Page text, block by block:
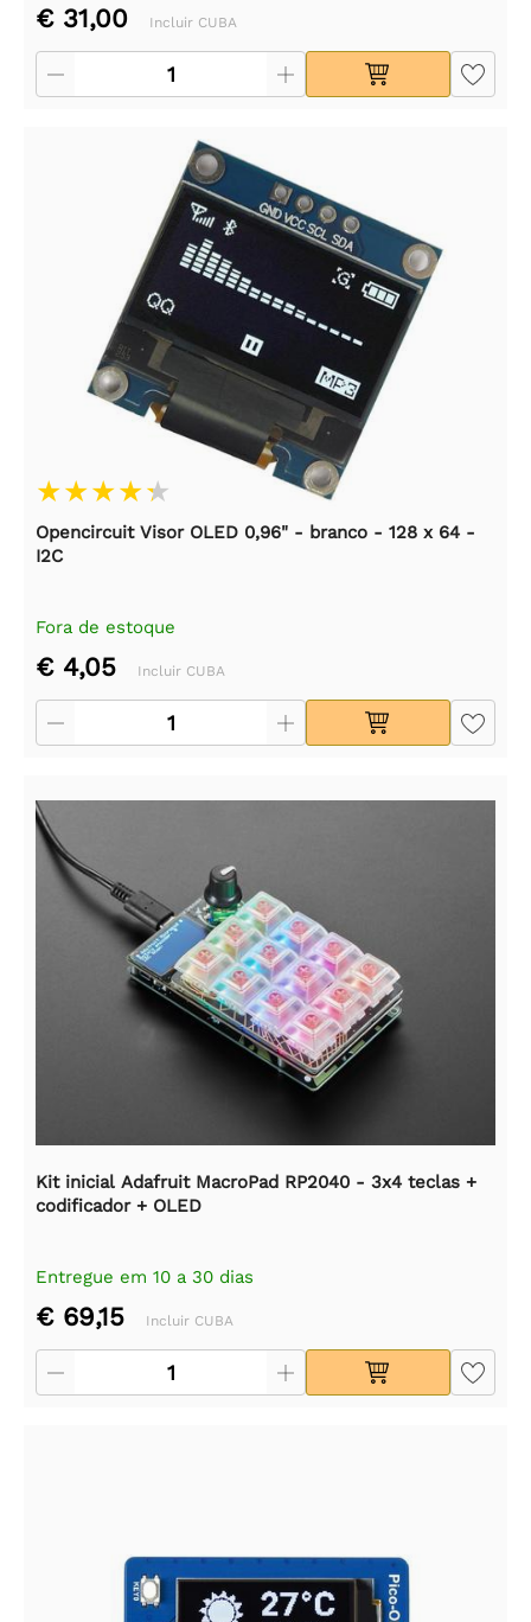
€ 31,00 Incluir CUBA
Opencircuit Visor OLED 0,96" - branco - 128 x 64 -
I2C
Fora de estoque
€ 4,05 Incluir CUBA
Kit inicial Adafruit MacroPad RP2040 - 3x4 teclas +
codificador + OLED
Entregue em 10 a 30 dias
€ 69,15 Incluir CUBA